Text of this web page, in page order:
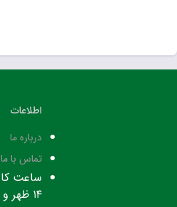
اطلاعات
درباره ما
تماس با ما
۱۴ ظهر و عصرها با هماهنگی قبلی